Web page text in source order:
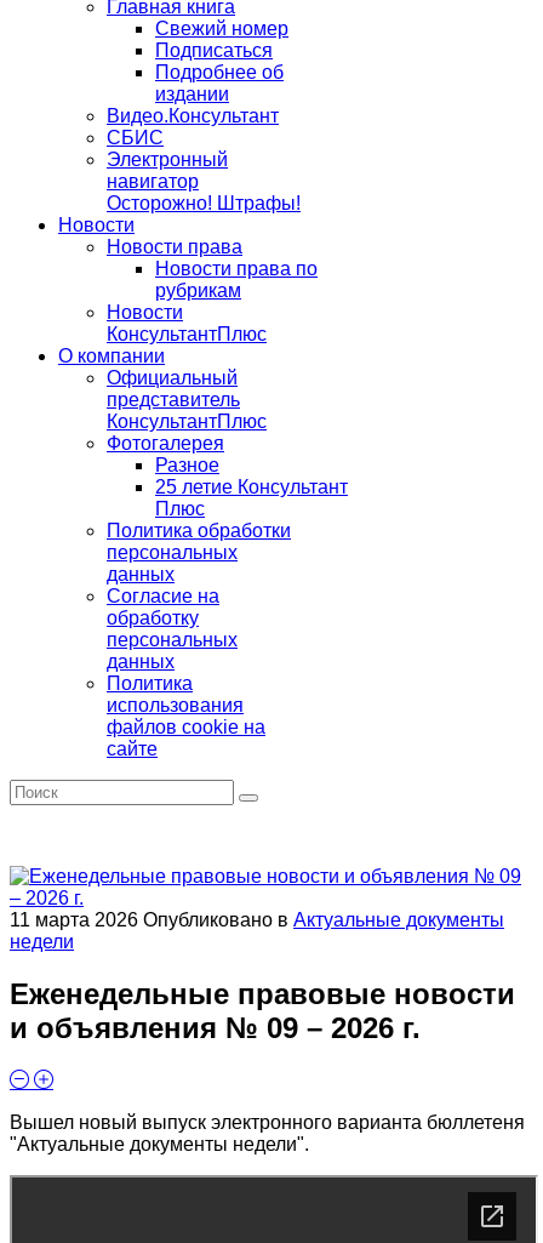
Главная книга
Свежий номер
Подписаться
Подробнее об
издании
Видео.Консультант
СБИС
Электронный
навигатор
Осторожно! Штрафы!
Новости
Новости права
Новости права по
рубрикам
Новости
КонсультантПлюс
О компании
Официальный
представитель
КонсультантПлюс
Фотогалерея
Разное
25 летие Консультант
Плюс
Политика обработки
персональных
данных
Согласие на
обработку
персональных
данных
Политика
использования
файлов cookie на
сайте
11 марта 2026 Опубликовано в Актуальные документы
недели
Еженедельные правовые новости
и объявления № 09 – 2026 г.
Вышел новый выпуск электронного варианта бюллетеня
"Актуальные документы недели".